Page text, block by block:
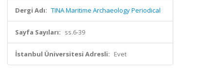
Dergi Adı: TINA Maritime Archaeology Periodical
Sayfa Sayıları: ss.6-39
İstanbul Üniversitesi Adresli: Evet